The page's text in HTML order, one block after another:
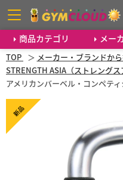
商品カテゴリ メー
TOP
メーカー・ブランドか
STRENGTH ASIA（ストレングス
アメリカンバーベル・コンペテ
新品